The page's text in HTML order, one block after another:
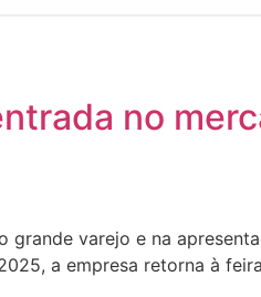
no
grande varejo e na
a empresa retorna à